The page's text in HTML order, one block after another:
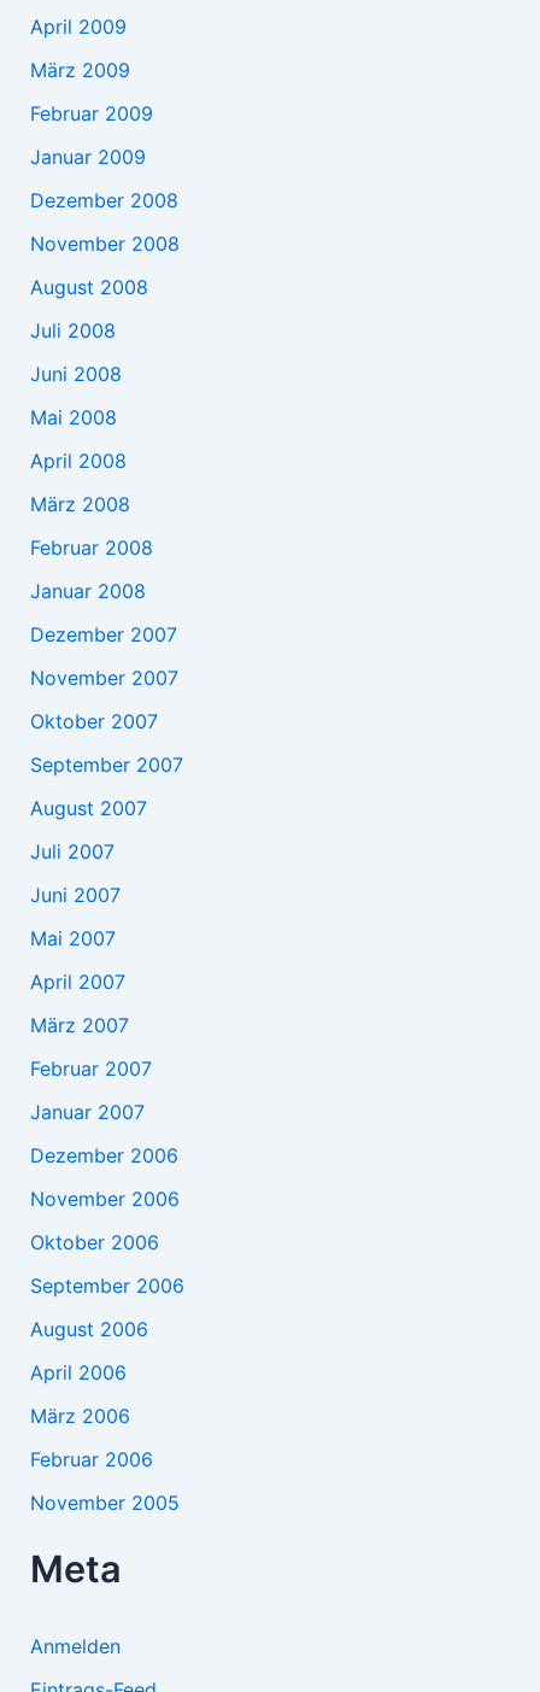
April 2009
März 2009
Februar 2009
Januar 2009
Dezember 2008
November 2008
August 2008
Juli 2008
Juni 2008
Mai 2008
April 2008
März 2008
Februar 2008
Januar 2008
Dezember 2007
November 2007
Oktober 2007
September 2007
August 2007
Juli 2007
Juni 2007
Mai 2007
April 2007
März 2007
Februar 2007
Januar 2007
Dezember 2006
November 2006
Oktober 2006
September 2006
August 2006
April 2006
März 2006
Februar 2006
November 2005
Meta
Anmelden